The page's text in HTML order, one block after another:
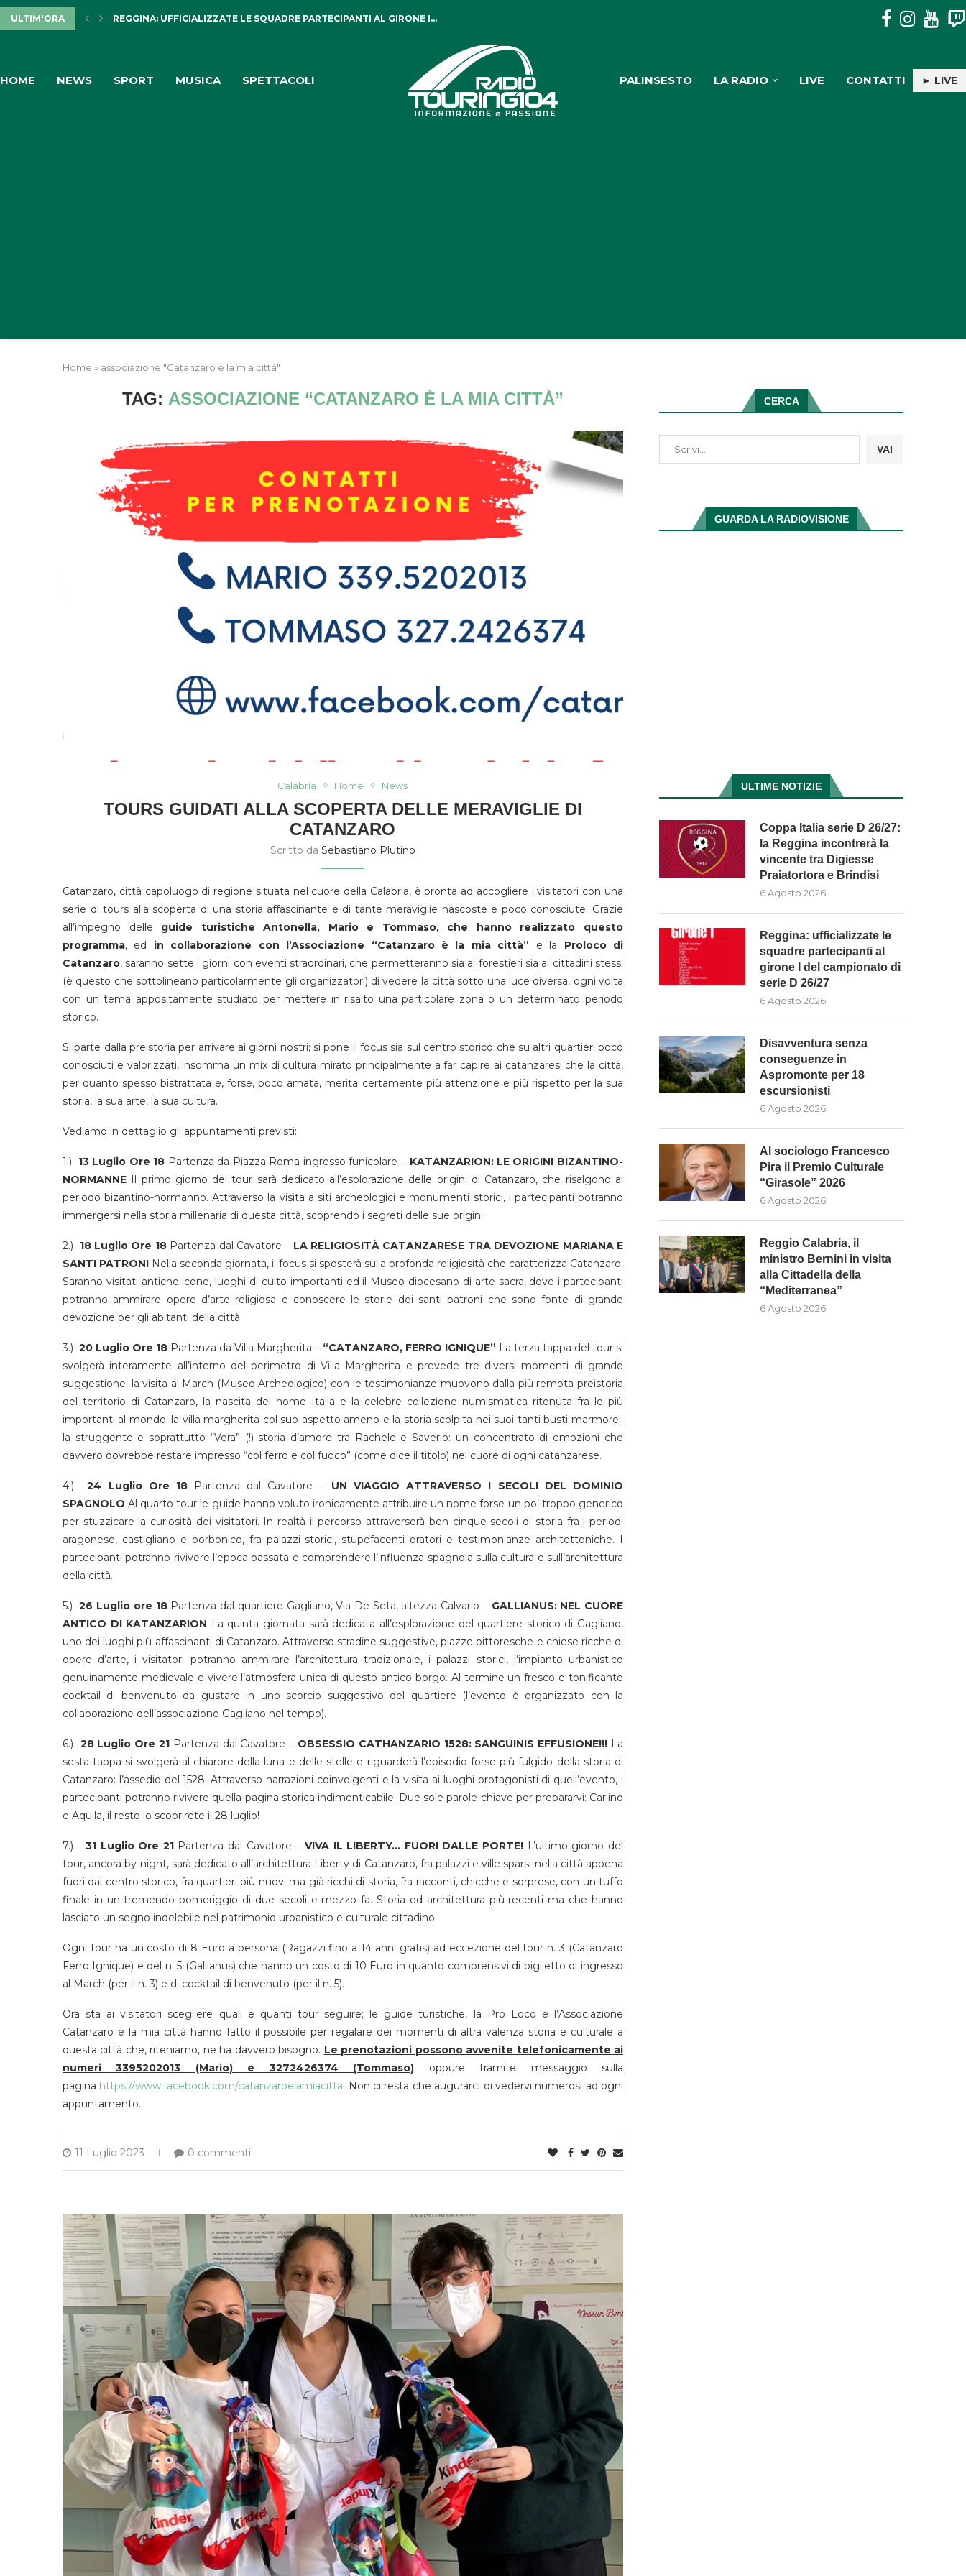
ULTIM'ORA REGGINA: UFFICIALIZZATE LE SQUADRE PARTECIPANTI AL GIRONE I... DISAVVENTURA SENZA CONSEGUENZE IN ASPROMONTE
HOME NEWS SPORT MUSICA SPETTACOLI PALINSESTO LA RADIO LIVE CONTATTI ► LIVE
Home » associazione "Catanzaro è la mia città"
TAG: ASSOCIAZIONE “CATANZARO È LA MIA CITTÀ”
Calabria Home News
TOURS GUIDATI ALLA SCOPERTA DELLE MERAVIGLIE DI
CATANZARO
Scritto da Sebastiano Plutino
Catanzaro, città capoluogo di regione situata nel cuore della Calabria, è pronta ad accogliere i visitatori con una
serie di tours alla scoperta di una storia affascinante e di tante meraviglie nascoste e poco conosciute. Grazie
all’impegno delle guide turistiche Antonella, Mario e Tommaso, che hanno realizzato questo
programma, ed in collaborazione con l’Associazione “Catanzaro è la mia città” e la Proloco di
Catanzaro, saranno sette i giorni con eventi straordinari, che permetteranno sia ai forestieri sia ai cittadini stessi
(è questo che sottolineano particolarmente gli organizzatori) di vedere la città sotto una luce diversa, ogni volta
con un tema appositamente studiato per mettere in risalto una particolare zona o un determinato periodo
storico.
Si parte dalla preistoria per arrivare ai giorni nostri; si pone il focus sia sul centro storico che su altri quartieri poco
conosciuti e valorizzati, insomma un mix di cultura mirato principalmente a far capire ai catanzaresi che la città,
per quanto spesso bistrattata e, forse, poco amata, merita certamente più attenzione e più rispetto per la sua
storia, la sua arte, la sua cultura.
Vediamo in dettaglio gli appuntamenti previsti:
1.) 13 Luglio Ore 18 Partenza da Piazza Roma ingresso funicolare – KATANZARION: LE ORIGINI BIZANTINO-
NORMANNE Il primo giorno del tour sarà dedicato all’esplorazione delle origini di Catanzaro, che risalgono al
periodo bizantino-normanno. Attraverso la visita a siti archeologici e monumenti storici, i partecipanti potranno
immergersi nella storia millenaria di questa città, scoprendo i segreti delle sue origini.
2.) 18 Luglio Ore 18Partenza dal Cavatore – LA RELIGIOSITÀ CATANZARESE TRA DEVOZIONE MARIANA E
SANTI PATRONI Nella seconda giornata, il focus si sposterà sulla profonda religiosità che caratterizza Catanzaro.
Saranno visitati antiche icone, luoghi di culto importanti ed il Museo diocesano di arte sacra, dove i partecipanti
potranno ammirare opere d’arte religiosa e conoscere le storie dei santi patroni che sono fonte di grande
devozione per gli abitanti della città.
3.) 20 Luglio Ore 18 Partenza da Villa Margherita – “CATANZARO, FERRO IGNIQUE” La terza tappa del tour si
svolgerà interamente all’interno del perimetro di Villa Margherita e prevede tre diversi momenti di grande
suggestione: la visita al March (Museo Archeologico) con le testimonianze muovono dalla più remota preistoria
del territorio di Catanzaro, la nascita del nome Italia e la celebre collezione numismatica ritenuta fra le più
importanti al mondo; la villa margherita col suo aspetto ameno e la storia scolpita nei suoi tanti busti marmorei;
la struggente e soprattutto “Vera” (!) storia d’amore tra Rachele e Saverio: un concentrato di emozioni che
davvero dovrebbe restare impresso “col ferro e col fuoco” (come dice il titolo) nel cuore di ogni catanzarese.
4.)24 Luglio Ore 18Partenza dal Cavatore – UN VIAGGIO ATTRAVERSO I SECOLI DEL DOMINIO
SPAGNOLO Al quarto tour le guide hanno voluto ironicamente attribuire un nome forse un po’ troppo generico
per stuzzicare la curiosità dei visitatori. In realtà il percorso attraverserà ben cinque secoli di storia fra i periodi
aragonese, castigliano e borbonico, fra palazzi storici, stupefacenti oratori e testimonianze architettoniche. I
partecipanti potranno rivivere l’epoca passata e comprendere l’influenza spagnola sulla cultura e sull’architettura
della città.
5.)26 Luglio ore 18Partenza dal quartiere Gagliano, Via De Seta, altezza Calvario – GALLIANUS: NEL CUORE
ANTICO DI KATANZARION La quinta giornata sarà dedicata all’esplorazione del quartiere storico di Gagliano,
uno dei luoghi più affascinanti di Catanzaro. Attraverso stradine suggestive, piazze pittoresche e chiese ricche di
opere d’arte, i visitatori potranno ammirare l’architettura tradizionale, i palazzi storici, l’impianto urbanistico
genuinamente medievale e vivere l’atmosfera unica di questo antico borgo. Al termine un fresco e tonificante
cocktail di benvenuto da gustare in uno scorcio suggestivo del quartiere (l’evento è organizzato con la
collaborazione dell’associazione Gagliano nel tempo).
6.) 28 Luglio Ore 21 Partenza dal Cavatore – OBSESSIO CATHANZARIO 1528: SANGUINIS EFFUSIONE!!! La
sesta tappa si svolgerà al chiarore della luna e delle stelle e riguarderà l’episodio forse più fulgido della storia di
Catanzaro: l’assedio del 1528. Attraverso narrazioni coinvolgenti e la visita ai luoghi protagonisti di quell’evento, i
partecipanti potranno rivivere quella pagina storica indimenticabile. Due sole parole chiave per prepararvi: Carlino
e Aquila, il resto lo scoprirete il 28 luglio!
7.) 31 Luglio Ore 21Partenza dal Cavatore – VIVA IL LIBERTY… FUORI DALLE PORTE! L’ultimo giorno del
tour, ancora by night, sarà dedicato all’architettura Liberty di Catanzaro, fra palazzi e ville sparsi nella città appena
fuori dal centro storico, fra quartieri più nuovi ma già ricchi di storia, fra racconti, chicche e sorprese, con un tuffo
finale in un tremendo pomeriggio di due secoli e mezzo fa. Storia ed architettura più recenti ma che hanno
lasciato un segno indelebile nel patrimonio urbanistico e culturale cittadino.
Ogni tour ha un costo di 8 Euro a persona (Ragazzi fino a 14 anni gratis) ad eccezione del tour n. 3 (Catanzaro
Ferro Ignique) e del n. 5 (Gallianus) che hanno un costo di 10 Euro in quanto comprensivi di biglietto di ingresso
al March (per il n. 3) e di cocktail di benvenuto (per il n. 5).
Ora sta ai visitatori scegliere quali e quanti tour seguire; le guide turistiche, la Pro Loco e l’Associazione
Catanzaro è la mia città hanno fatto il possibile per regalare dei momenti di altra valenza storia e culturale a
questa città che, riteniamo, ne ha davvero bisogno. Le prenotazioni possono avvenite telefonicamente ai
numeri 3395202013 (Mario) e 3272426374 (Tommaso) oppure tramite messaggio sulla
pagina https://www.facebook.com/catanzaroelamiacitta. Non ci resta che augurarci di vedervi numerosi ad ogni
appuntamento.
11 Luglio 2023 0 commenti
CERCA
VAI
GUARDA LA RADIOVISIONE
ULTIME NOTIZIE
Coppa Italia serie D 26/27:
la Reggina incontrerà la
vincente tra Digiesse
Praiatortora e Brindisi
6 Agosto 2026
Reggina: ufficializzate le
squadre partecipanti al
girone I del campionato di
serie D 26/27
6 Agosto 2026
Disavventura senza
conseguenze in
Aspromonte per 18
escursionisti
6 Agosto 2026
Al sociologo Francesco
Pira il Premio Culturale
“Girasole” 2026
6 Agosto 2026
Reggio Calabria, il
ministro Bernini in visita
alla Cittadella della
“Mediterranea”
6 Agosto 2026